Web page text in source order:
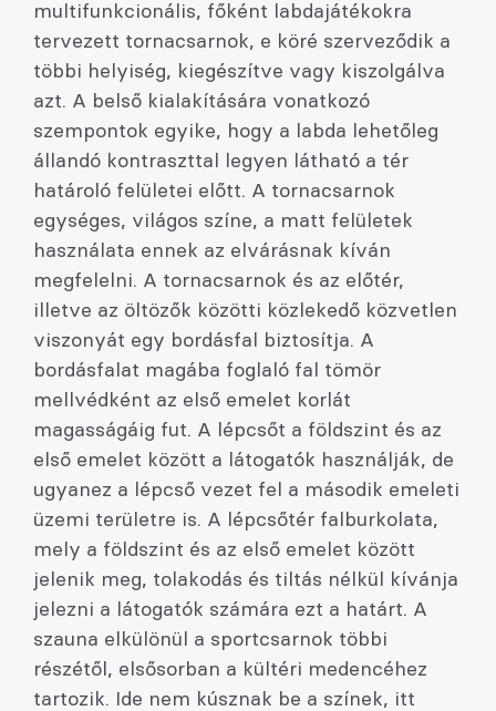
multifunkcionális, főként labdajátékokra
tervezett tornacsarnok, e köré szerveződik a
többi helyiség, kiegészítve vagy kiszolgálva
azt. A belső kialakítására vonatkozó
szempontok egyike, hogy a labda lehetőleg
állandó kontraszttal legyen látható a tér
határoló felületei előtt. A tornacsarnok
egységes, világos színe, a matt felületek
használata ennek az elvárásnak kíván
megfelelni. A tornacsarnok és az előtér,
illetve az öltözők közötti közlekedő közvetlen
viszonyát egy bordásfal biztosítja. A
bordásfalat magába foglaló fal tömör
mellvédként az első emelet korlát
magasságáig fut. A lépcsőt a földszint és az
első emelet között a látogatók használják, de
ugyanez a lépcső vezet fel a második emeleti
üzemi területre is. A lépcsőtér falburkolata,
mely a földszint és az első emelet között
jelenik meg, tolakodás és tiltás nélkül kívánja
jelezni a látogatók számára ezt a határt. A
szauna elkülönül a sportcsarnok többi
részétől, elsősorban a kültéri medencéhez
tartozik. Ide nem kúsznak be a színek, itt